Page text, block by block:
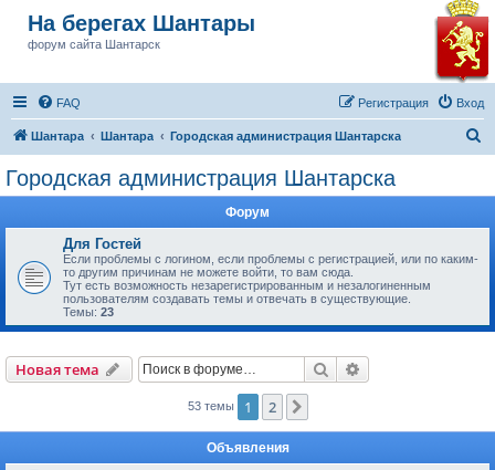
На берегах Шантары
форум сайта Шантарск
FAQ Вход
Регистрация
Шантара Шантара Городская администрация Шантарска
Городская администрация Шантарска
Форум
Для Гостей
Если проблемы с логином, если проблемы с регистрацией, или по каким-
то другим причинам не можете войти, то вам сюда.
Тут есть возможность незарегистрированным и незалогиненным
пользователям создавать темы и отвечать в существующие.
Темы: 23
Новая тема Поиск
53 темы 1 2
Объявления